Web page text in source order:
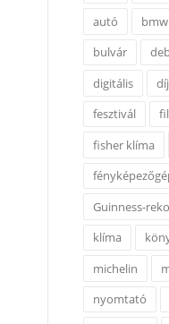
autó
bmw
bulvár
digitális
díj
fesztivál
fisher klíma
Guinness-
klíma
michelin
nyomtató